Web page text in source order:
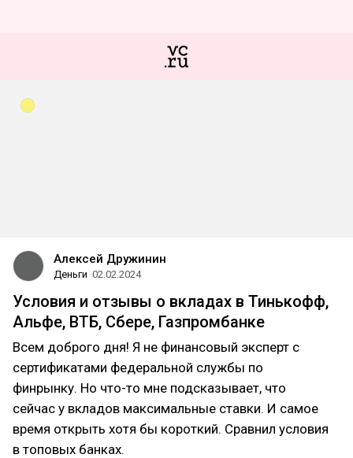
Алексей Дружинин
Деньги 02.02.2024
Условия и отзывы о вкладах в Тинькофф,
Альфе, ВТБ, Сбере, Газпромбанке
Всем доброго дня! Я не финансовый эксперт с
сертификатами федеральной службы по
финрынку. Но что-то мне подсказывает, что
сейчас у вкладов максимальные ставки. И самое
время открыть хотя бы короткий. Сравнил условия
в топовых банках.